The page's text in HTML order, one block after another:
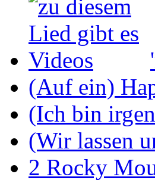
(Auf ein)
(Ich bin
(Wir lassen
2 Rocky